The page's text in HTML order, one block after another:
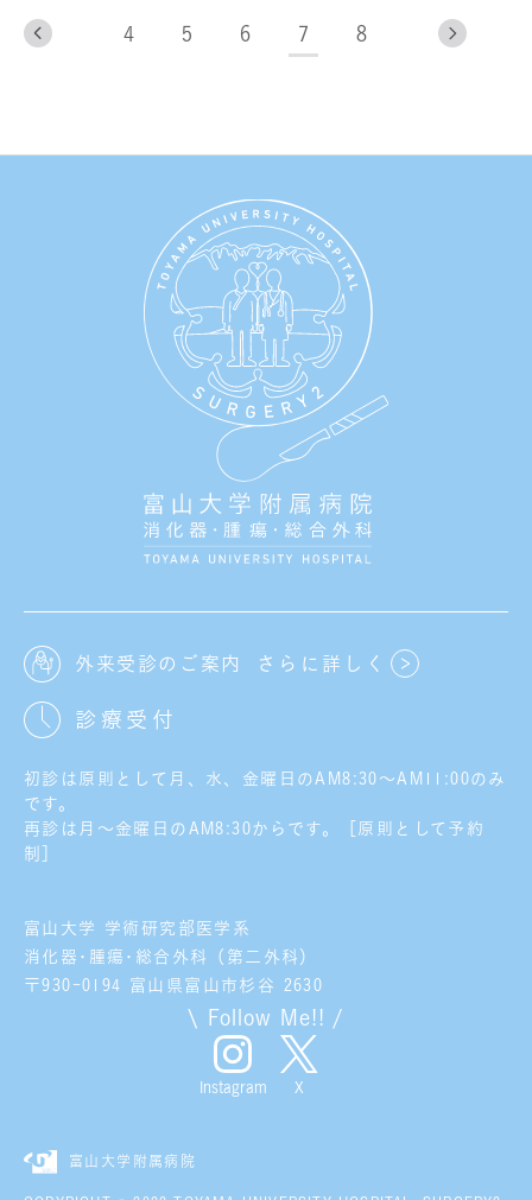
4 5 6 7 8
外来受診のご案内 さらに詳しく
診療受付
初診は原則として月、水、金曜日のAM8:30～AM11:00のみ
です。
再診は月～金曜日のAM8:30からです。［原則として予約
制］
富山大学 学術研究部医学系
消化器･腫瘍･総合外科（第二外科）
〒930-0194 富山県富山市杉谷 2630
\ Follow Me!! /
Instagram X
富山大学附属病院